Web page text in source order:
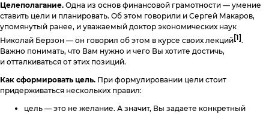
Целеполагание. Одна из основ финансовой грамотности — умение
ставить цели и планировать. Об этом говорили и Сергей Макаров,
упомянутый ранее, и уважаемый доктор экономических наук
Николай Берзон — он говорил об этом в курсе своих лекций[1].
Важно понимать, что Вам нужно и чего Вы хотите достичь,
и отталкиваться от этих позиций.
Как сформировать цель. При формулировании цели стоит
придерживаться нескольких правил:
цель — это не желание. А значит, Вы задаете конкретный